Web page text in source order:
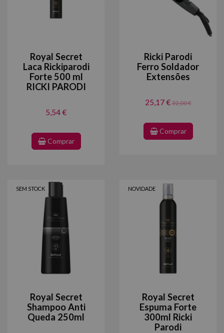
Royal Secret
Laca Rickiparodi
Forte 500 ml
RICKI PARODI
5,54 €
Comprar
Ricki Parodi
Ferro Soldador
Extensões
25,17 €32,00 €
Comprar
SEM STOCK
Royal Secret
Shampoo Anti
Queda 250ml
NOVIDADE
Royal Secret
Espuma Forte
300ml Ricki
Parodi